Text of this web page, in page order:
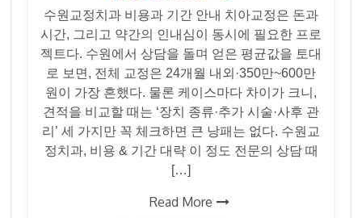
수원교정치과 비용과 기간 안내 치아교정은 돈과
시간, 그리고 약간의 인내심이 동시에 필요한 프로
젝트다. 수원에서 상담을 돌며 얻은 평균값을 토대
로 보면, 전체 교정은 24개월 내외·350만~600만
원이 가장 흔했다. 물론 케이스마다 차이가 크니,
견적을 비교할 때는 ‘장치 종류·추가 시술·사후 관
리’ 세 가지만 꼭 체크하면 큰 낭패는 없다. 수원교
정치과, 비용 & 기간 대략 이 정도 전문의 상담 때
[…]
Read More